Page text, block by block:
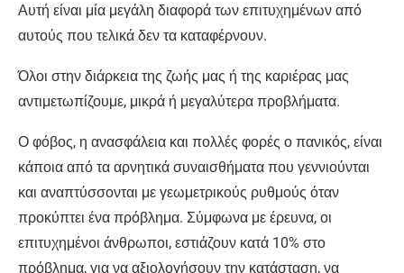
Αυτή είναι μία μεγάλη διαφορά των επιτυχημένων από
αυτούς που τελικά δεν τα καταφέρνουν.
Όλοι στην διάρκεια της ζωής μας ή της καριέρας μας
αντιμετωπίζουμε, μικρά ή μεγαλύτερα προβλήματα.
Ο φόβος, η ανασφάλεια και πολλές φορές ο πανικός, είναι
κάποια από τα αρνητικά συναισθήματα που γεννιούνται
και αναπτύσσονται με γεωμετρικούς ρυθμούς όταν
προκύπτει ένα πρόβλημα. Σύμφωνα με έρευνα, οι
επιτυχημένοι άνθρωποι, εστιάζουν κατά 10% στο
πρόβλημα, για να αξιολογήσουν την κατάσταση, να